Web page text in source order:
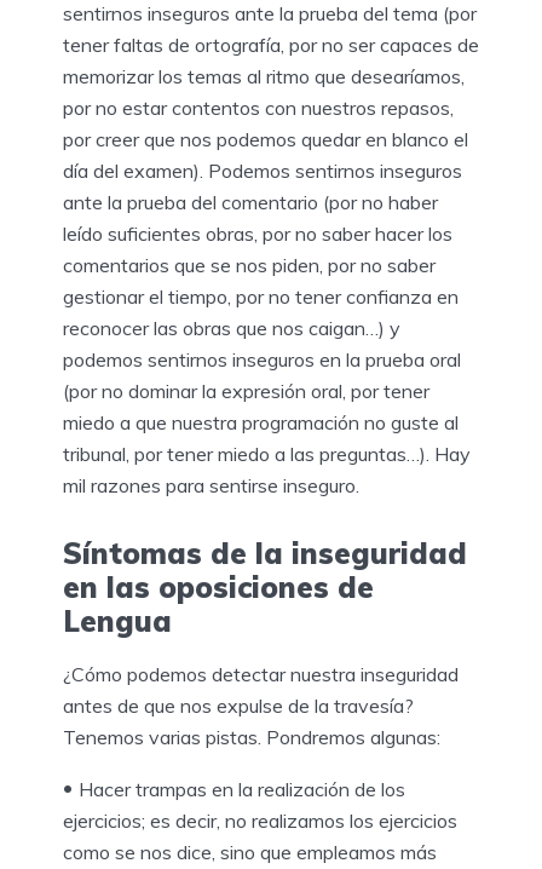
sentirnos inseguros ante la prueba del tema (por
tener faltas de ortografía, por no ser capaces de
memorizar los temas al ritmo que desearíamos,
por no estar contentos con nuestros repasos,
por creer que nos podemos quedar en blanco el
día del examen). Podemos sentirnos inseguros
ante la prueba del comentario (por no haber
leído suficientes obras, por no saber hacer los
comentarios que se nos piden, por no saber
gestionar el tiempo, por no tener confianza en
reconocer las obras que nos caigan…) y
podemos sentirnos inseguros en la prueba oral
(por no dominar la expresión oral, por tener
miedo a que nuestra programación no guste al
tribunal, por tener miedo a las preguntas…). Hay
mil razones para sentirse inseguro.
Síntomas de la inseguridad
en las oposiciones de
Lengua
¿Cómo podemos detectar nuestra inseguridad
antes de que nos expulse de la travesía?
Tenemos varias pistas. Pondremos algunas:
Hacer trampas en la realización de los
ejercicios; es decir, no realizamos los ejercicios
como se nos dice, sino que empleamos más